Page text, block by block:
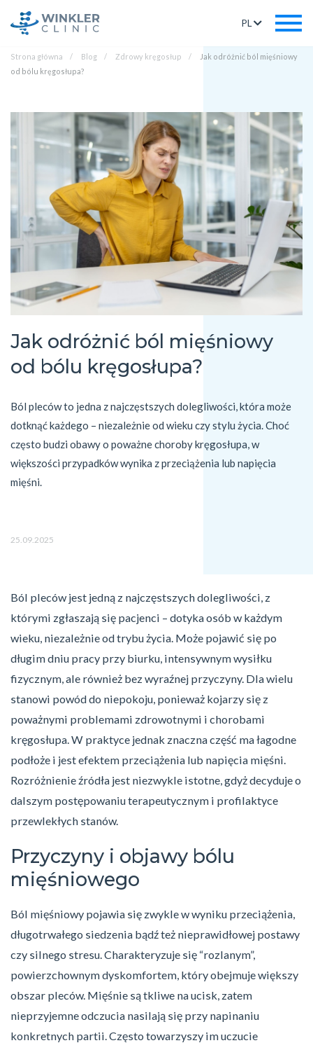
PL
Strona główna Blog Zdrowy kręgosłup
Jak odróżnić ból mięśniowy
od bólu kręgosłupa?
Jak odróżnić ból mięśniowy
od bólu kręgosłupa?
Ból pleców to jedna z najczęstszych dolegliwości, która może
dotknąć każdego – niezależnie od wieku czy stylu życia. Choć
często budzi obawy o poważne choroby kręgosłupa, w
większości przypadków wynika z przeciążenia lub napięcia
mięśni.
25.09.2025
Ból pleców jest jedną z najczęstszych dolegliwości, z
którymi zgłaszają się pacjenci – dotyka osób w każdym
wieku, niezależnie od trybu życia. Może pojawić się po
długim dniu pracy przy biurku, intensywnym wysiłku
fizycznym, ale również bez wyraźnej przyczyny. Dla wielu
stanowi powód do niepokoju, ponieważ kojarzy się z
poważnymi problemami zdrowotnymi i chorobami
kręgosłupa. W praktyce jednak znaczna część ma łagodne
podłoże i jest efektem przeciążenia lub napięcia mięśni.
Rozróżnienie źródła jest niezwykle istotne, gdyż decyduje o
dalszym postępowaniu terapeutycznym i profilaktyce
przewlekłych stanów.
Przyczyny i objawy bólu
mięśniowego
Ból mięśniowy pojawia się zwykle w wyniku przeciążenia,
długotrwałego siedzenia bądź też nieprawidłowej postawy
czy silnego stresu. Charakteryzuje się “rozlanym”,
powierzchownym dyskomfortem, który obejmuje większy
obszar pleców. Mięśnie są tkliwe na ucisk, zatem
nieprzyjemne odczucia nasilają się przy napinaniu
konkretnych partii. Często towarzyszy im uczucie